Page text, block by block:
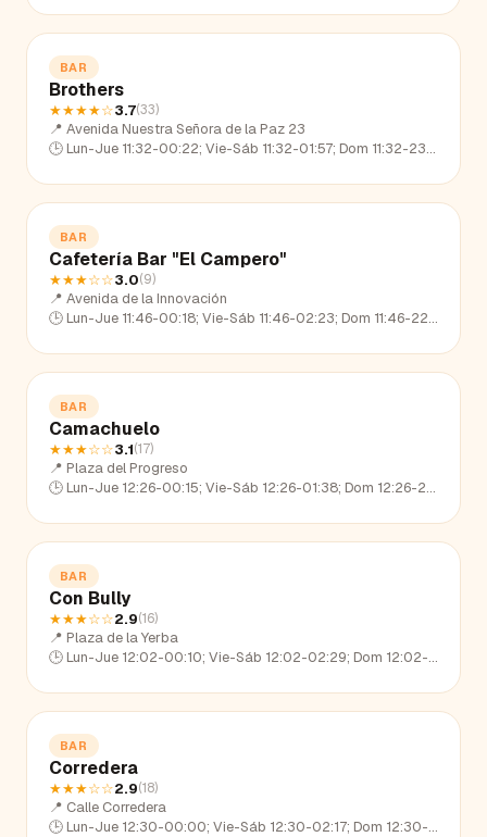
BAR
Brothers
★★★★☆3.7(33)
📍 Avenida Nuestra Señora de la Paz 23
🕒 Lun-Jue 11:32-00:22; Vie-Sáb 11:32-01:57; Dom 11:32-23:05
BAR
Cafetería Bar "El Campero"
★★★☆☆3.0(9)
📍 Avenida de la Innovación
🕒 Lun-Jue 11:46-00:18; Vie-Sáb 11:46-02:23; Dom 11:46-22:53
BAR
Camachuelo
★★★☆☆3.1(17)
📍 Plaza del Progreso
🕒 Lun-Jue 12:26-00:15; Vie-Sáb 12:26-01:38; Dom 12:26-23:23
BAR
Con Bully
★★★☆☆2.9(16)
📍 Plaza de la Yerba
🕒 Lun-Jue 12:02-00:10; Vie-Sáb 12:02-02:29; Dom 12:02-23:17
BAR
Corredera
★★★☆☆2.9(18)
📍 Calle Corredera
🕒 Lun-Jue 12:30-00:00; Vie-Sáb 12:30-02:17; Dom 12:30-22:33